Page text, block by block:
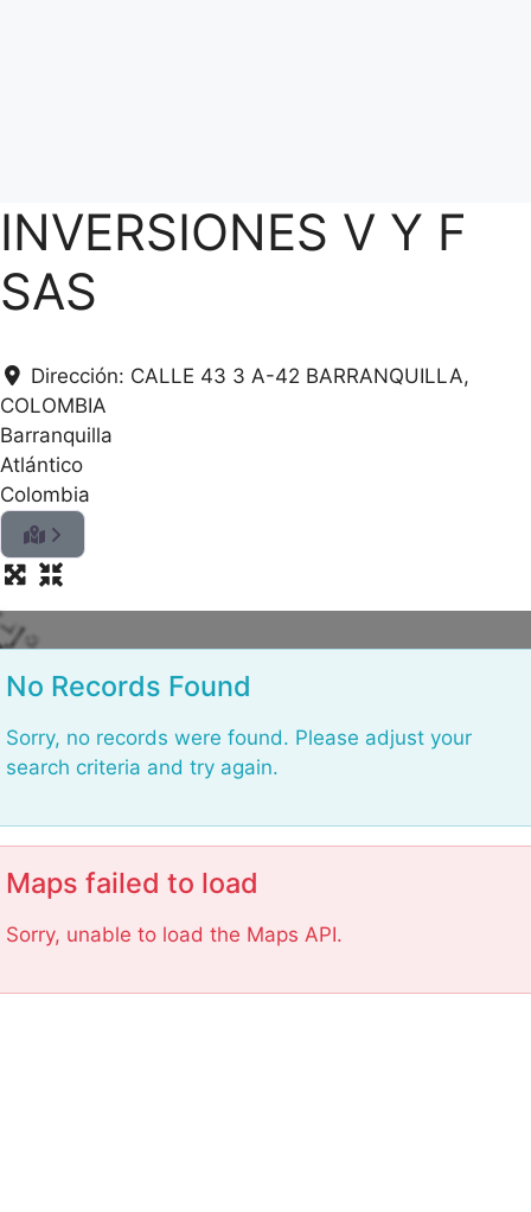
INVERSIONES V Y F
SAS
Dirección: CALLE 43 3 A-42 BARRANQUILLA,
COLOMBIA
Barranquilla
Atlántico
Colombia
L
No Records Found
Sorry, no records were found. Please adjust your
search criteria and try again.
Maps failed to load
Sorry, unable to load the Maps API.